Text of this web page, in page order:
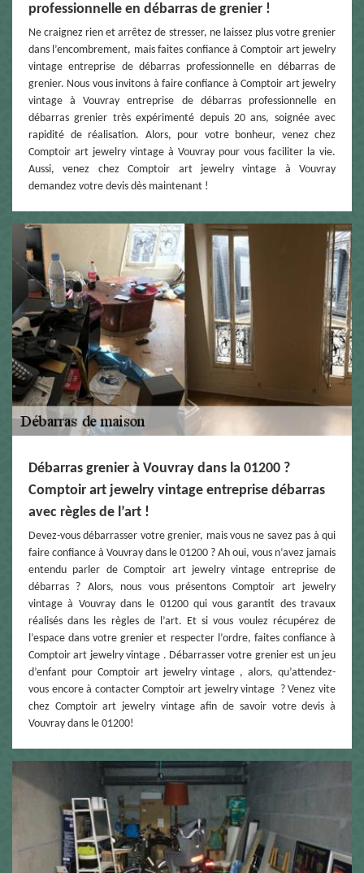
professionnelle en débarras de grenier !
Ne craignez rien et arrêtez de stresser, ne laissez plus votre grenier
dans l’encombrement, mais faites confiance à Comptoir art jewelry
vintage entreprise de débarras professionnelle en débarras de
grenier. Nous vous invitons à faire confiance à Comptoir art jewelry
vintage à Vouvray entreprise de débarras professionnelle en
débarras grenier très expérimenté depuis 20 ans, soignée avec
rapidité de réalisation. Alors, pour votre bonheur, venez chez
Comptoir art jewelry vintage à Vouvray pour vous faciliter la vie.
Aussi, venez chez Comptoir art jewelry vintage à Vouvray
demandez votre devis dès maintenant !
Débarras grenier à Vouvray dans la 01200 ?
Comptoir art jewelry vintage entreprise débarras
avec règles de l’art !
Devez-vous débarrasser votre grenier, mais vous ne savez pas à qui
faire confiance à Vouvray dans le 01200 ? Ah oui, vous n’avez jamais
entendu parler de Comptoir art jewelry vintage entreprise de
débarras ? Alors, nous vous présentons Comptoir art jewelry
vintage à Vouvray dans le 01200 qui vous garantit des travaux
réalisés dans les règles de l’art. Et si vous voulez récupérez de
l’espace dans votre grenier et respecter l’ordre, faites confiance à
Comptoir art jewelry vintage . Débarrasser votre grenier est un jeu
d’enfant pour Comptoir art jewelry vintage , alors, qu’attendez-
vous encore à contacter Comptoir art jewelry vintage ? Venez vite
chez Comptoir art jewelry vintage afin de savoir votre devis à
Vouvray dans le 01200!